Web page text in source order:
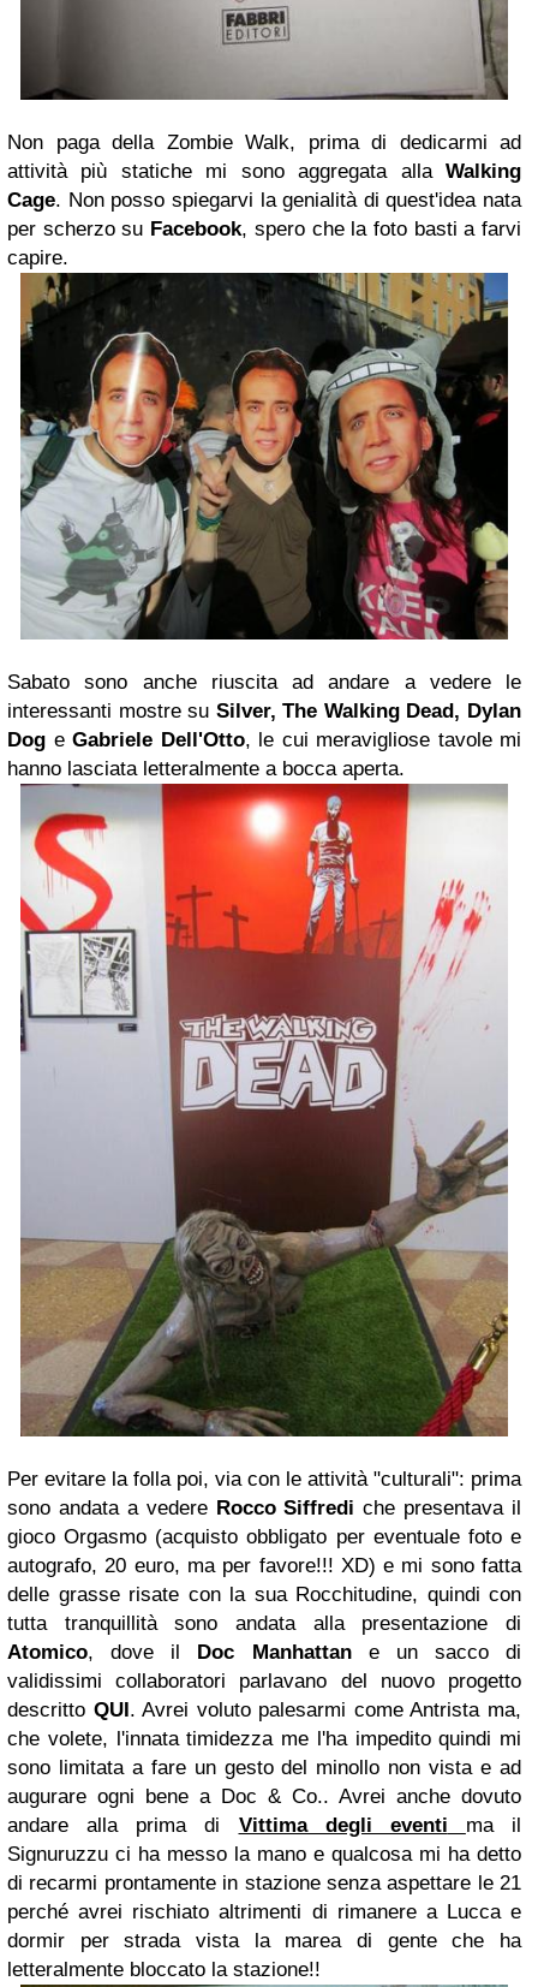
Non paga della Zombie Walk, prima di dedicarmi ad
attività più statiche mi sono aggregata alla Walking
Cage. Non posso spiegarvi la genialità di quest'idea nata
per scherzo su Facebook, spero che la foto basti a farvi
capire.
Sabato sono anche riuscita ad andare a vedere le
interessanti mostre su Silver, The Walking Dead, Dylan
Dog e Gabriele Dell'Otto, le cui meravigliose tavole mi
hanno lasciata letteralmente a bocca aperta.
Per evitare la folla poi, via con le attività "culturali": prima
sono andata a vedere Rocco Siffredi che presentava il
gioco Orgasmo (acquisto obbligato per eventuale foto e
autografo, 20 euro, ma per favore!!! XD) e mi sono fatta
delle grasse risate con la sua Rocchitudine, quindi con
tutta tranquillità sono andata alla presentazione di
Atomico, dove il Doc Manhattane un sacco di
validissimi collaboratori parlavano del nuovo progetto
descritto QUI. Avrei voluto palesarmi come Antrista ma,
che volete, l'innata timidezza me l'ha impedito quindi mi
sono limitata a fare un gesto del minollo non vista e ad
augurare ogni bene a Doc & Co.. Avrei anche dovuto
andare alla prima di Vittima degli eventi
ma il
Signuruzzu ci ha messo la mano e qualcosa mi ha detto
di recarmi prontamente in stazione senza aspettare le 21
perché avrei rischiato altrimenti di rimanere a Lucca e
dormir per strada vista la marea di gente che ha
letteralmente bloccato la stazione!!